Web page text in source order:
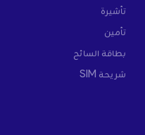
تأشيرة
تأمين
بطاقة السائح
شريحة SIM